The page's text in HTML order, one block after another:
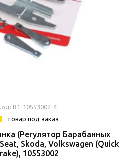
В1-10553002-4
товар под заказ
(Регулятор Барабанных
Skoda, Volkswagen (Quick
10553002